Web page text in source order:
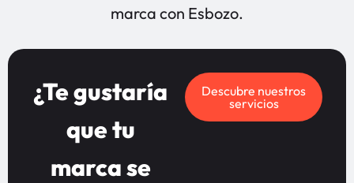
marca con Esbozo.
¿Te gustaría
que tu
marca se
Descubre nuestros
servicios